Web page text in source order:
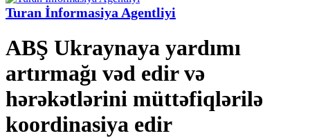
Turan İnformasiya Agentliyi
ABŞ Ukraynaya yardımı
artırmağı vəd edir və
hərəkətlərini müttəfiqlərilə
koordinasiya edir